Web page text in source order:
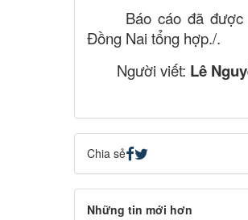
Báo cáo đã được
Đồng Nai tổng hợp./.
Người viết: Lê
Chia sẻ
Những tin mới hơn